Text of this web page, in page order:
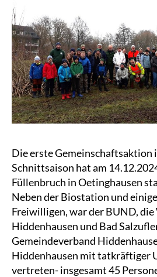
Die erste Gemeinschaftsaktion
Schnittsaison hat am
Füllenbruch in Oetinghausen
Neben der Biostation und
Freiwilligen, war der BUND, die
Hiddenhausen und Bad
Gemeindeverband
Hiddenhausen mit tatkräftiger
vertreten- insgesamt 45